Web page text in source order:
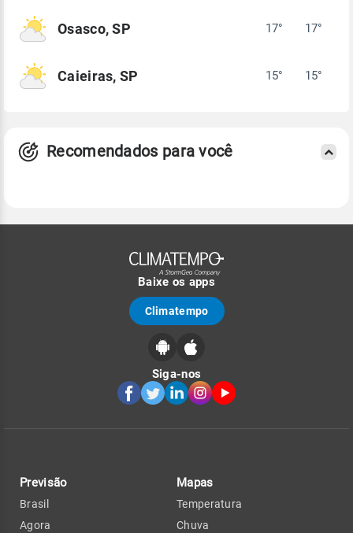
Osasco, SP 17° 17°
Caieiras, SP 15° 15°
Recomendados para você
Baixe os apps
Climatempo
Siga-nos
Previsão
Brasil
Agora
Mapas
Temperatura
Chuva